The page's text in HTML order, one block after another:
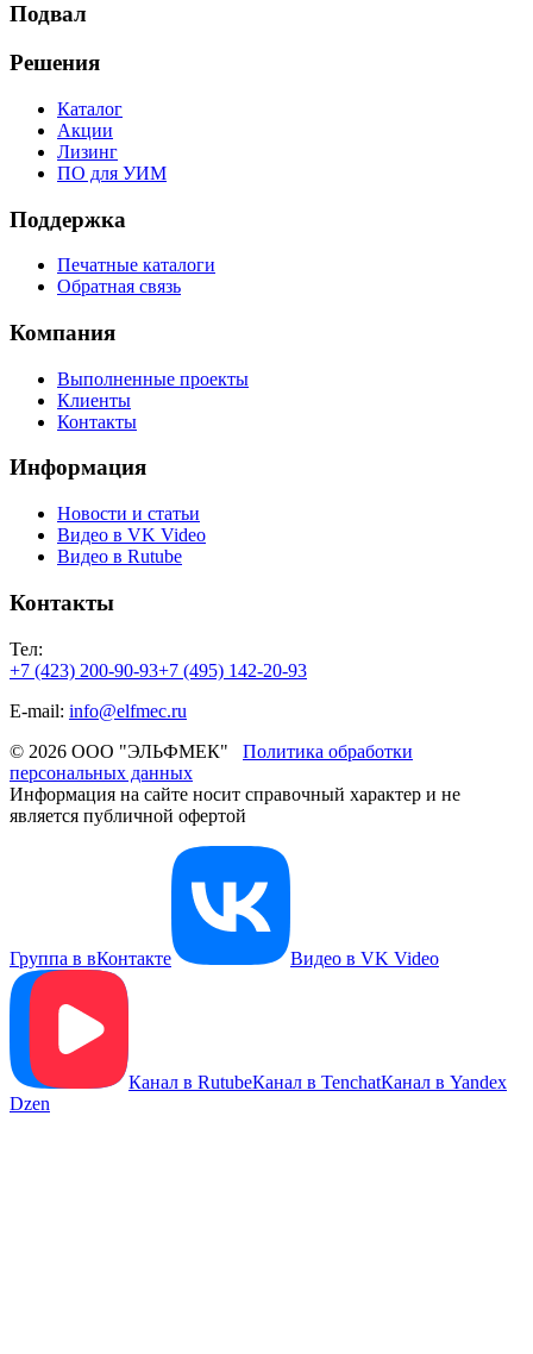
Подвал
Решения
Каталог
Акции
Лизинг
ПО для УИМ
Поддержка
Печатные каталоги
Обратная связь
Компания
Выполненные проекты
Клиенты
Контакты
Информация
Новости и статьи
Видео в VK Video
Видео в Rutube
Контакты
Тел:
+7 (423) 200-90-93+7 (495) 142-20-93
E-mail: info@elfmec.ru
© 2026 ООО "ЭЛЬФМЕК" Политика обработки
персональных данных
Информация на сайте носит справочный характер и не
является публичной офертой
Группа в вКонтакте Видео в VK Video
Канал в RutubeКанал в TenchatКанал в Yandex
Dzen